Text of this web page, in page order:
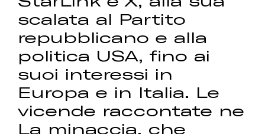
scalata al Partito
repubblicano e alla
politica USA, fino ai
suoi interessi in
Europa e in Italia. Le
vicende raccontate ne
La minaccia, che